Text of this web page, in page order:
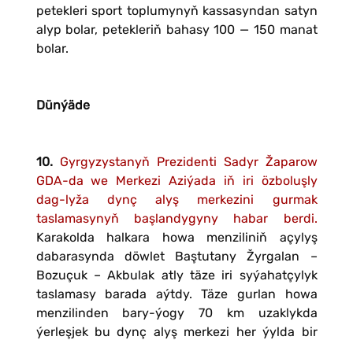
petekleri sport toplumynyň kassasyndan satyn
alyp bolar, petekleriň bahasy 100 — 150 manat
bolar.
Dünýäde
10. Gyrgyzystanyň Prezidenti Sadyr Žaparow
GDA-da we Merkezi Aziýada iň iri özboluşly
dag-lyža dynç alyş merkezini gurmak
taslamasynyň başlandygyny habar berdi.
Karakolda halkara howa menziliniň açylyş
dabarasynda döwlet Baştutany Žyrgalan –
Bozuçuk – Akbulak atly täze iri syýahatçylyk
taslamasy barada aýtdy. Täze gurlan howa
menzilinden bary-ýogy 70 km uzaklykda
ýerleşjek bu dynç alyş merkezi her ýylda bir